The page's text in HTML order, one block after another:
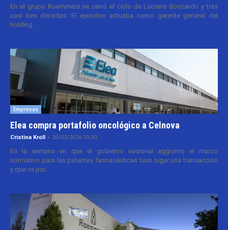
En el grupo Roemmers se cerró el ciclo de Luciano Boccardo y tras
casi tres décadas. El ejecutivo actuaba como gerente general del
holding...
Empresas
Elea compra portafolio oncológico a Celnova
Cristina Kroll - 20/03/2026 10:30
En la semana en que el gobierno nacional aggiornó el marco
normativo para las patentes farmacéuticas tuvo lugar una transacción
y que va por...